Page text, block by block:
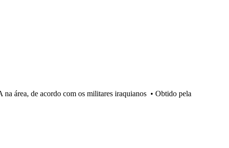
área, de acordo com os militares iraquianos • Obtido pela